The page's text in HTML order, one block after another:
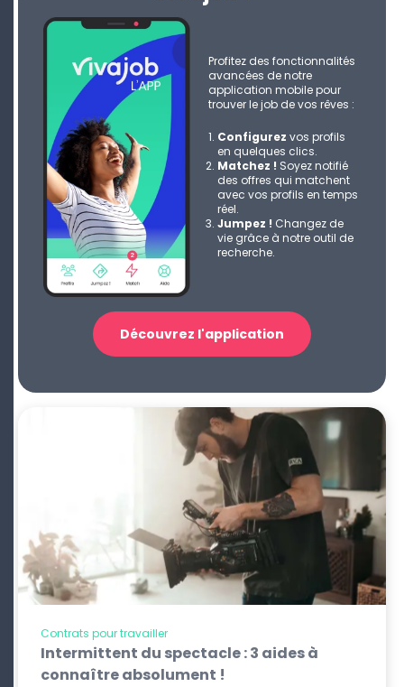
Profitez des fonctionnalités
avancées de notre
application mobile pour
trouver le job de vos rêves :
Configurez vos profils
en quelques clics.
Matchez ! Soyez notifié
des offres qui matchent
avec vos profils en temps
réel.
Jumpez ! Changez de
vie grâce à notre outil de
recherche.
Découvrez l'application
Contrats pour travailler
Intermittent du spectacle : 3 aides à
connaître absolument !